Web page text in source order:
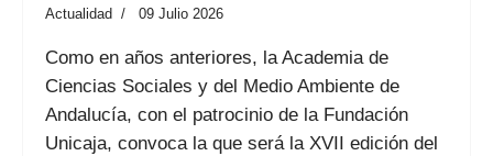
Actualidad 09 Julio 2026
Como en años anteriores, la Academia de
Ciencias Sociales y del Medio Ambiente de
Andalucía, con el patrocinio de la Fundación
Unicaja, convoca la que será la XVII edición del